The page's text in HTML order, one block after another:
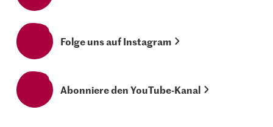
Folge uns auf Instagram
Abonniere den YouTube-Kanal